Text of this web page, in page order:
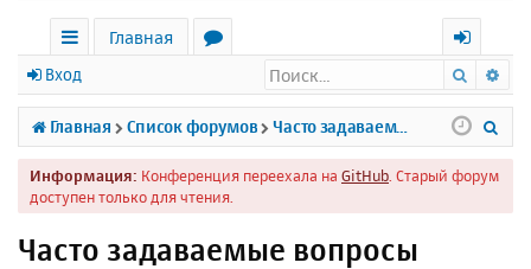
с
ы
л
к
Главная
р
у
м
х
о
д
Вход Поиск
Главная Список форумов Часто задаваемые вопросы
Информация: Конференция переехала на GitHub . Старый форум
доступен только для чтения.
Часто задаваемые вопросы